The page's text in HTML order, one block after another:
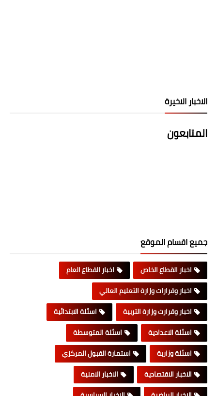
الاخبار الاخيرة
المتابعون
جميع اقسام الموقع
اخبار القطاع الخاص
اخبار القطاع العام
اخبار وقرارات وزارة التعليم العالي
اخبار وقرارت وزارة التربية
اسئلة الابتدائية
اسئلة الاعدادية
اسئلة المتوسطة
اسئلة وزارية
استمارة القبول المركزي
الاخبار الاقتصادية
الاخبار الامنية